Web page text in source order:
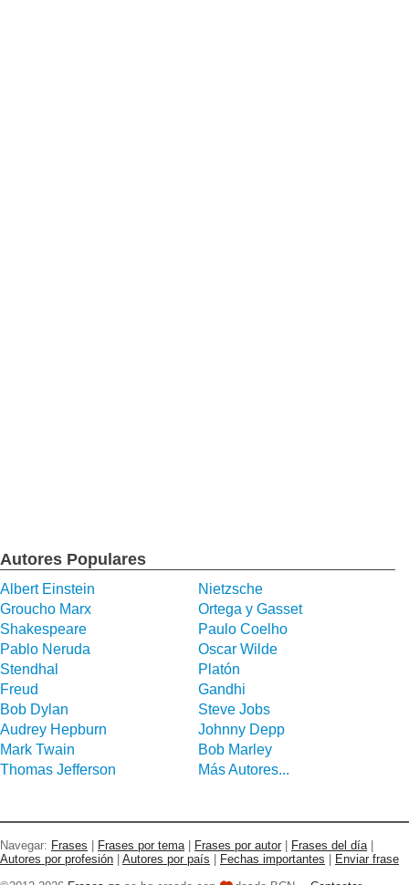
Autores Populares
Albert Einstein
Nietzsche
Groucho Marx
Ortega y Gasset
Shakespeare
Paulo Coelho
Pablo Neruda
Oscar Wilde
Stendhal
Platón
Freud
Gandhi
Bob Dylan
Steve Jobs
Audrey Hepburn
Johnny Depp
Mark Twain
Bob Marley
Thomas Jefferson
Más Autores...
Navegar: Frases Frases por tema| Frases por autor Frases del día|
Autores por profesión
Autores por país Fechas importantes
Enviar frase